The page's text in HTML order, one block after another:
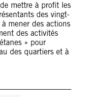
mettre à profit les
des vingt-
mener des actions
des activités
» pour
des quartiers et à